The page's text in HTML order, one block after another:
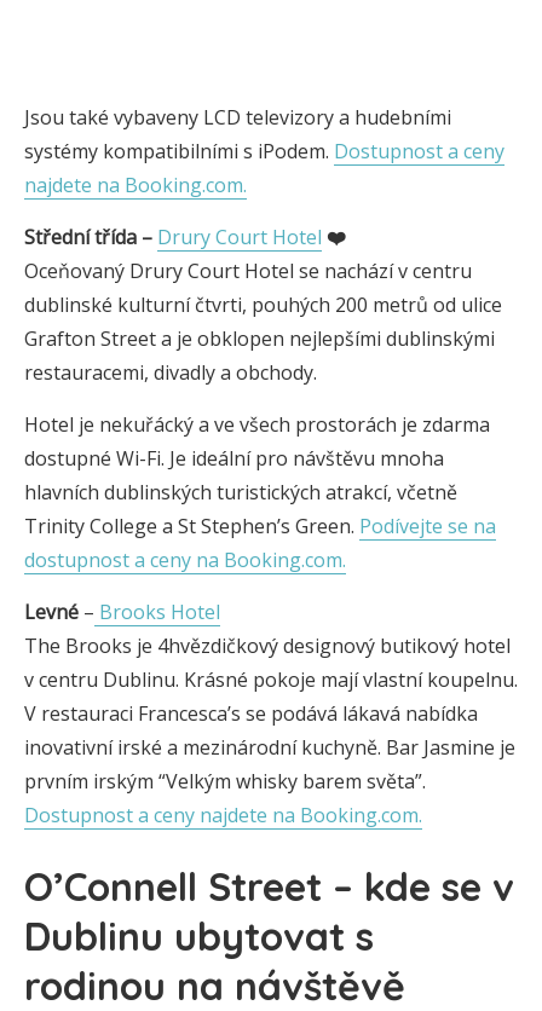
Jsou také vybaveny LCD televizory a hudebními
systémy kompatibilními s iPodem. Dostupnost a ceny
najdete na Booking.com.
Střední třída – Drury Court Hotel ❤️
Oceňovaný Drury Court Hotel se nachází v centru
dublinské kulturní čtvrti, pouhých 200 metrů od ulice
Grafton Street a je obklopen nejlepšími dublinskými
restauracemi, divadly a obchody.
Hotel je nekuřácký a ve všech prostorách je zdarma
dostupné Wi-Fi. Je ideální pro návštěvu mnoha
hlavních dublinských turistických atrakcí, včetně
Trinity College a St Stephen’s Green. Podívejte se na
dostupnost a ceny na Booking.com.
Levné – Brooks Hotel
The Brooks je 4hvězdičkový designový butikový hotel
v centru Dublinu. Krásné pokoje mají vlastní koupelnu.
V restauraci Francesca’s se podává lákavá nabídka
inovativní irské a mezinárodní kuchyně. Bar Jasmine je
prvním irským “Velkým whisky barem světa”.
Dostupnost a ceny najdete na Booking.com.
O’Connell Street – kde se v
Dublinu ubytovat s
rodinou na návštěvě